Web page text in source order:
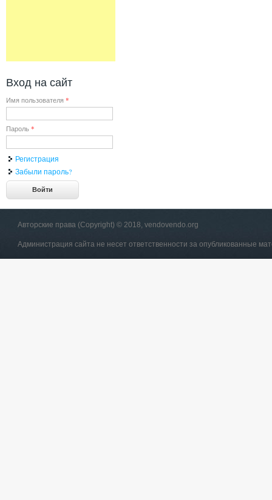
Вход на сайт
Имя пользователя *
Пароль *
Регистрация
Забыли пароль?
Авторские права (Copyright) © 2018, vendovendo.org
Администрация сайта не несет ответственности за опубликованные